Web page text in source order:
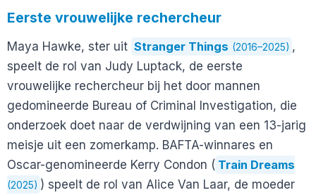
Eerste vrouwelijke rechercheur
Maya Hawke, ster uit Stranger Things (2016–2025) ,
speelt de rol van Judy Luptack, de eerste
vrouwelijke rechercheur bij het door mannen
gedomineerde Bureau of Criminal Investigation, die
onderzoek doet naar de verdwijning van een 13-jarig
meisje uit een zomerkamp. BAFTA-winnares en
Oscar-genomineerde Kerry Condon ( Train Dreams
(2025) ) speelt de rol van Alice Van Laar, de moeder